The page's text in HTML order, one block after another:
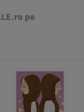
pe